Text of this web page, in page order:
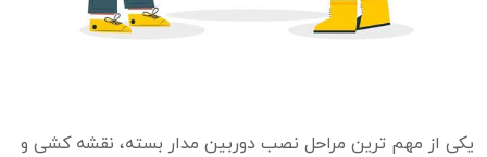
یکی از مهم ترین مراحل نصب دوربین مدار بسته، نقشه کشی و